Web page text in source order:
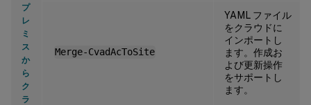
プ
レ
ミ
ス
か
ら
ク
ラ
Merge-CvadAcToSite
YAML ファイル
をクラウドに
インポートし
ます。作成お
よび更新操作
をサポートし
ます。